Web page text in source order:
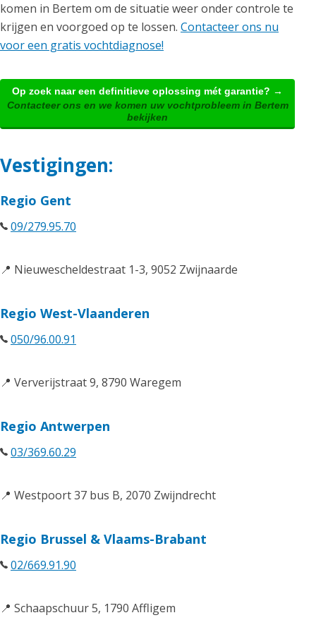
komen in Bertem om de situatie weer onder controle te
krijgen en voorgoed op te lossen. Contacteer ons nu
voor een gratis vochtdiagnose!
Op zoek naar een definitieve oplossing mét garantie? →
Contacteer ons en we komen uw vochtprobleem in Bertem
bekijken
Vestigingen:
Regio Gent
09/279.95.70
📍 Nieuwescheldestraat 1-3, 9052 Zwijnaarde
Regio West-Vlaanderen
050/96.00.91
📍 Ververijstraat 9, 8790 Waregem
Regio Antwerpen
03/369.60.29
📍 Westpoort 37 bus B, 2070 Zwijndrecht
Regio Brussel & Vlaams-Brabant
02/669.91.90
📍 Schaapschuur 5, 1790 Affligem